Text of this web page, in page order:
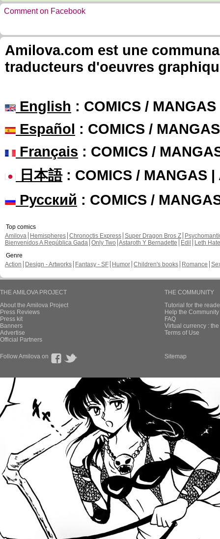
Comment on Facebook
Amilova.com est une
traducteurs d'oeuvres
English : COMICS /
Español : COMICS /
Français : COMICS /
日本語: COMICS / MANGAS |
Русский : COMICS /
Top comics
Amilova
Hemispheres Chronoctis Express Super Dragon Bros Z
Bienvenidos A República Gada Only Two Astaroth Y Bernadette Edil
Leth Hate
Genre
Action
Design - Artworks Fantasy - SF Humor Children's books Romance
THE AMILOVA PROJECT
About the Amilova Project
Press Reviews
Press kit
Banners
Advertise
Official Partners
THE COMMUNITY
Tutorial for the
Help the
FAQ
Virtual currency :
Terms of Use
Follow Amilova on Sitemap